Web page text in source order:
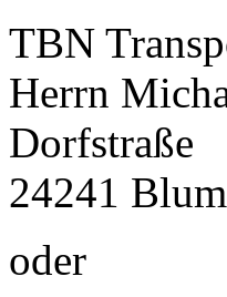
TBN
Herrn
Dorfstraße
24241
oder